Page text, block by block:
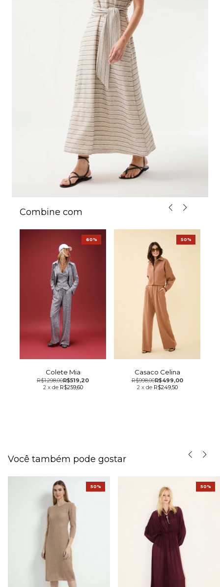
Combine com
Colete Mia
R$519,20
R$1.298,00
2 x de R$259,60
60%
Casaco Celina
R$499,00
R$998,00
2 x de R$249,50
50%
Você também pode gostar
50% 50%